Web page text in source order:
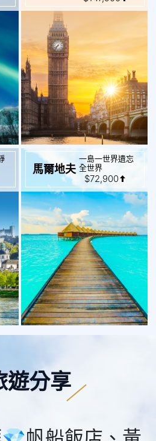
馬爾地夫
一島一世界遺忘
全世界
$72,900 起
遊分享